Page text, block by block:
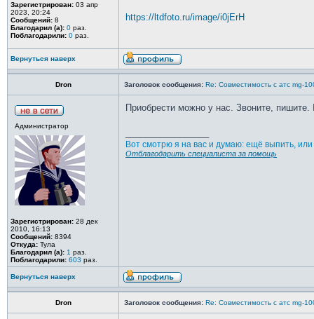
Зарегистрирован: 03 апр
2023, 20:24
Сообщений: 8
Благодарил (а): 0 раз.
Поблагодарили: 0 раз.
https://ltdfoto.ru/image/i0jErH
Вернуться наверх
Dron Заголовок сообщения: Re: Совместимость с атс mg-
Администратор
Зарегистрирован: 28 дек
2010, 16:13
Сообщений: 8394
Откуда: Тула
Благодарил (а): 1 раз.
Поблагодарили: 603 раз.
Приобрести можно у нас. Звоните, пишите.
Вот смотрю я на вас и думаю: ещё выпить,
Отблагодарить специалиста за помощь
Вернуться наверх
Dron Заголовок сообщения: Re: Совместимость с атс mg-